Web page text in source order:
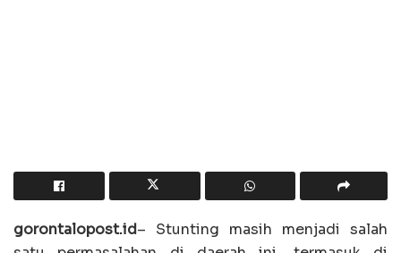
gorontalopost.id– Stunting masih menjadi salah